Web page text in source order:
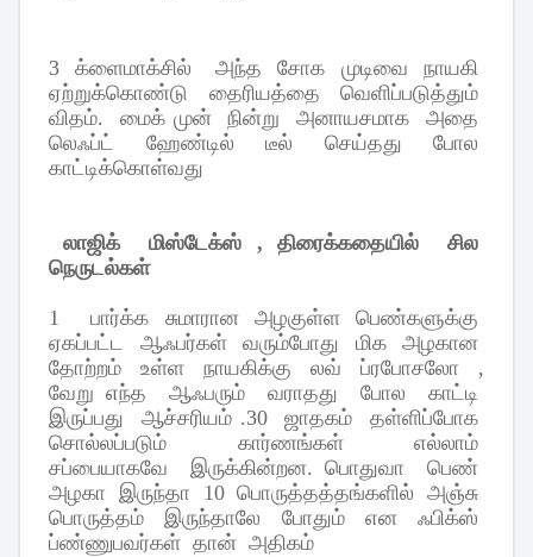
3க்ளைமாக்சில் அந்த சோக முடிவை
நாயகி
ஏற்றுக்கொண்டு
தைரியத்தை
வெளிப்படுத்தும்
விதம். மைக் முன் நின்று அனாயசமாக
அதை
லெஃப்ட்
ஹேண்டில் டீல் செய்தது
போல
காட்டிக்கொள்வது
லாஜிக் மிஸ்டேக்ஸ் , திரைக்கதையில்
சில
நெருடல்கள்
1பார்க்க சுமாரான அழகுள்ள
பெண்களுக்கு
ஏகப்பட்ட
ஆஃபர்கள் வரும்போது மிக
அழகான
தோற்றம்
உள்ள நாயகிக்கு லவ் ப்ரபோசலோ ,
வேறு எந்த ஆஃபரும் வராதது போல
காட்டி
இருப்பது
ஆச்சரியம்.30ஜாதகம்
தள்ளிப்போக
சொல்லப்படும்
கார்ணங்கள்
எல்லாம்
சப்பையாகவே
இருக்கின்றன. பொதுவா
பெண்
அழகா இருந்தா 10பொருத்தத்தங்களில் அஞ்சு
பொருத்தம்
இருந்தாலே போதும் என
ஃபிக்ஸ்
ப்ண்ணுபவர்கள் தான் அதிகம்